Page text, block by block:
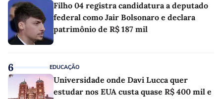
Filho 04 registra candidatura a deputado
federal como Jair Bolsonaro e declara
patrimônio de R$ 187 mil
6 EDUCAÇÃO
Universidade onde Davi Lucca quer
estudar nos EUA custa quase R$ 400 mil e